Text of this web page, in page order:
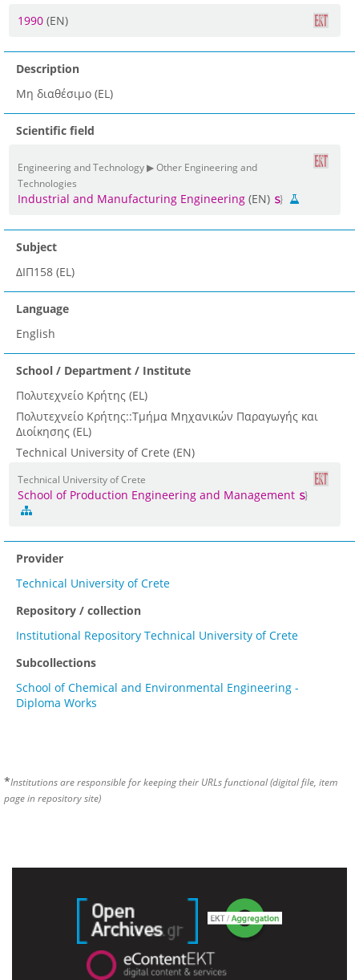
1990 (EN)
Description
Μη διαθέσιμο (EL)
Scientific field
Engineering and Technology ▶ Other Engineering and
Technologies
Industrial and Manufacturing Engineering (EN)
Subject
ΔΙΠ158 (EL)
Language
English
School / Department / Institute
Πολυτεχνείο Κρήτης (EL)
Πολυτεχνείο Κρήτης::Τμήμα Μηχανικών Παραγωγής και
Διοίκησης (EL)
Technical University of Crete (EN)
Technical University of Crete
School of Production Engineering and Management
Provider
Technical University of Crete
Repository / collection
Institutional Repository Technical University of Crete
Subcollections
School of Chemical and Environmental Engineering -
Diploma Works
*Institutions are responsible for keeping their URLs functional (digital file, item
page in repository site)